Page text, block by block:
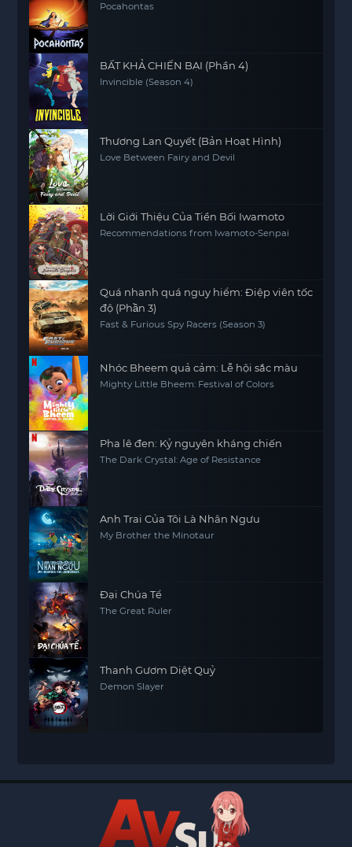
Pocahontas
BẤT KHẢ CHIẾN BẠI (Phần 4)
Invincible (Season 4)
Thương Lan Quyết (Bản Hoạt Hình)
Love Between Fairy and Devil
Lời Giới Thiệu Của Tiền Bối Iwamoto
Recommendations from Iwamoto-Senpai
Quá nhanh quá nguy hiểm: Điệp viên tốc
độ (Phần 3)
Fast & Furious Spy Racers (Season 3)
Nhóc Bheem quả cảm: Lễ hội sắc màu
Mighty Little Bheem: Festival of Colors
Pha lê đen: Kỷ nguyên kháng chiến
The Dark Crystal: Age of Resistance
Anh Trai Của Tôi Là Nhân Ngưu
My Brother the Minotaur
Đại Chúa Tể
The Great Ruler
Thanh Gươm Diệt Quỷ
Demon Slayer